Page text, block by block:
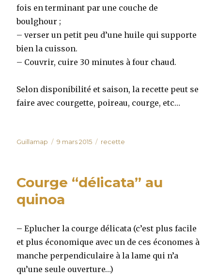
fois en terminant par une couche de
boulghour ;
– verser un petit peu d’une huile qui supporte
bien la cuisson.
– Couvrir, cuire 30 minutes à four chaud.
Selon disponibilité et saison, la recette peut se
faire avec courgette, poireau, courge, etc…
Auteur
Guillamap
Publié
9 mars 2015 Catégories
recette
Courge “délicata” au
quinoa
– Eplucher la courge délicata (c’est plus facile
et plus économique avec un de ces économes à
manche perpendiculaire à la lame qui n’a
qu’une seule ouverture…)